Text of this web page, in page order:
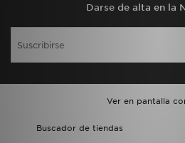
Darse de alta en la
Ver en pantalla
Buscador de tiendas